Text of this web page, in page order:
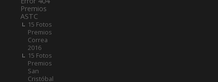
Premios
ASTC
15 Fotos
Premios
Correa
2016
15 Fotos
Premios
San
Cristóbal